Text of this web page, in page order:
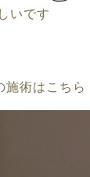
いです
施術はこちら